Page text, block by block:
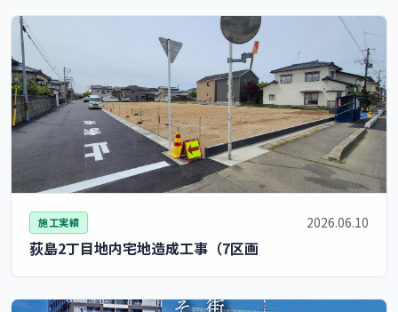
施工実績 2026.06.10
荻島2丁目地内宅地造成工事（7区画